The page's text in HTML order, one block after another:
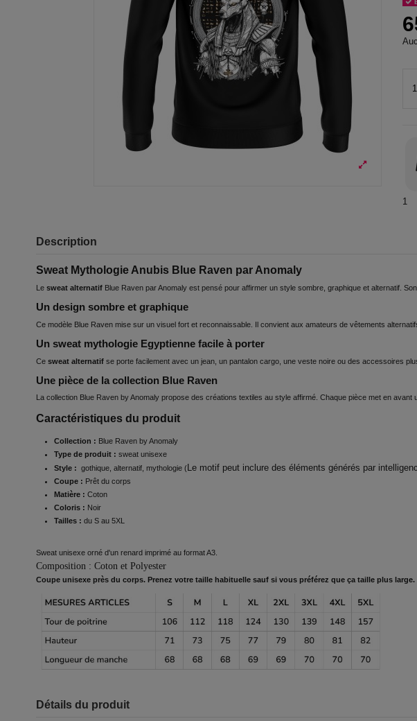
1
Description
Sweat Mythologie Anubis Blue Raven par Anomaly
Le sweat alternatif Blue Raven par Anomaly est pensé pour affirmer un style sombre, graphique et alternatif.
Un design sombre et graphique
Ce modèle Blue Raven mise sur un visuel fort et reconnaissable. Il convient aux amateurs de vêtements
Un sweat mythologie Egyptienne facile à porter
Ce sweat alternatif se porte facilement avec un jean, un pantalon cargo, une veste noire ou des accessoires
Une pièce de la collection Blue Raven
La collection Blue Raven by Anomaly propose des créations textiles au style affirmé. Chaque pièce met en
Caractéristiques du produit
Collection : Blue Raven by Anomaly
Type de produit : sweat unisexe
Style : gothique, alternatif, mythologie (Le motif peut inclure des éléments générés par
Coupe : Prêt du corps
Matière : Coton
Coloris : Noir
Tailles : du S au 5XL
Sweat unisexe orné d'un renard imprimé au format A3.
Composition : Coton et Polyester
Coupe unisexe près du corps. Prenez votre taille habituelle sauf si vous préférez que ça taille plus large.
Détails du produit